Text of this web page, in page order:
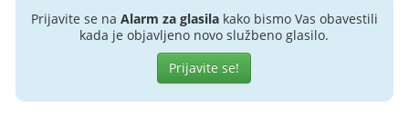
Prijavite se na Alarm za glasilakako bismo Vas obavestili
kada je objavljeno novo službeno glasilo.
Prijavite se!